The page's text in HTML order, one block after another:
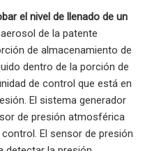
el nivel de llenado de un
de la patente
de almacenamiento de
dentro de la porción de
de control que está en
El sistema generador
de presión atmosférica
El sensor de presión